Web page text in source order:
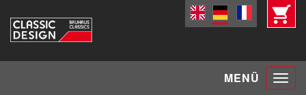
MENÜ Toggle